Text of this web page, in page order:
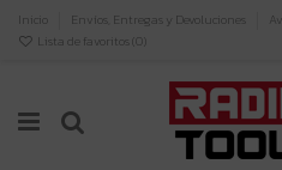
Inicio Envíos, Entregas y Devoluciones
Lista de favoritos ( 0)